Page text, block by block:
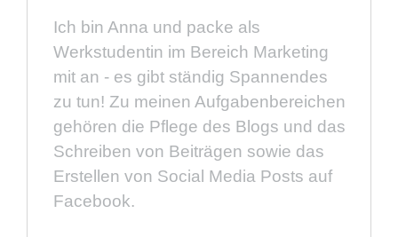
Ich bin Anna und packe als
Werkstudentin im Bereich Marketing
mit an - es gibt ständig Spannendes
zu tun! Zu meinen Aufgabenbereichen
gehören die Pflege des Blogs und das
Schreiben von Beiträgen sowie das
Erstellen von Social Media Posts auf
Facebook.